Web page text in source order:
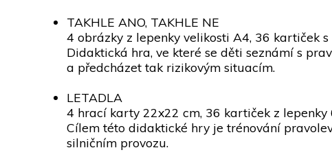
TAKHLE ANO, TAKHLE NE
4 obrázky z lepenky velikosti A4, 36 kartiček
Didaktická hra, ve které se děti seznámí s
a předcházet tak rizikovým situacím.
LETADLA
4 hrací karty 22x22 cm, 36 kartiček z lepenky
Cílem této didaktické hry je trénování
silničním provozu.